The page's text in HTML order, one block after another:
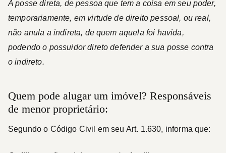
A posse direta, de pessoa que tem a coisa em seu poder,
temporariamente, em virtude de direito pessoal, ou real,
não anula a indireta, de quem aquela foi havida,
podendo o possuidor direto defender a sua posse contra
o indireto.
Quem pode alugar um imóvel? Responsáveis
de menor proprietário:
Segundo o Código Civil em seu Art. 1.630, informa que: